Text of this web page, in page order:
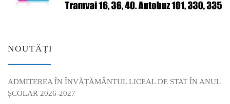
NOUTĂȚI
ADMITEREA ÎN ÎNVĂȚĂMÂNTUL LICEAL DE STAT ÎN ANUL
ȘCOLAR 2026-2027